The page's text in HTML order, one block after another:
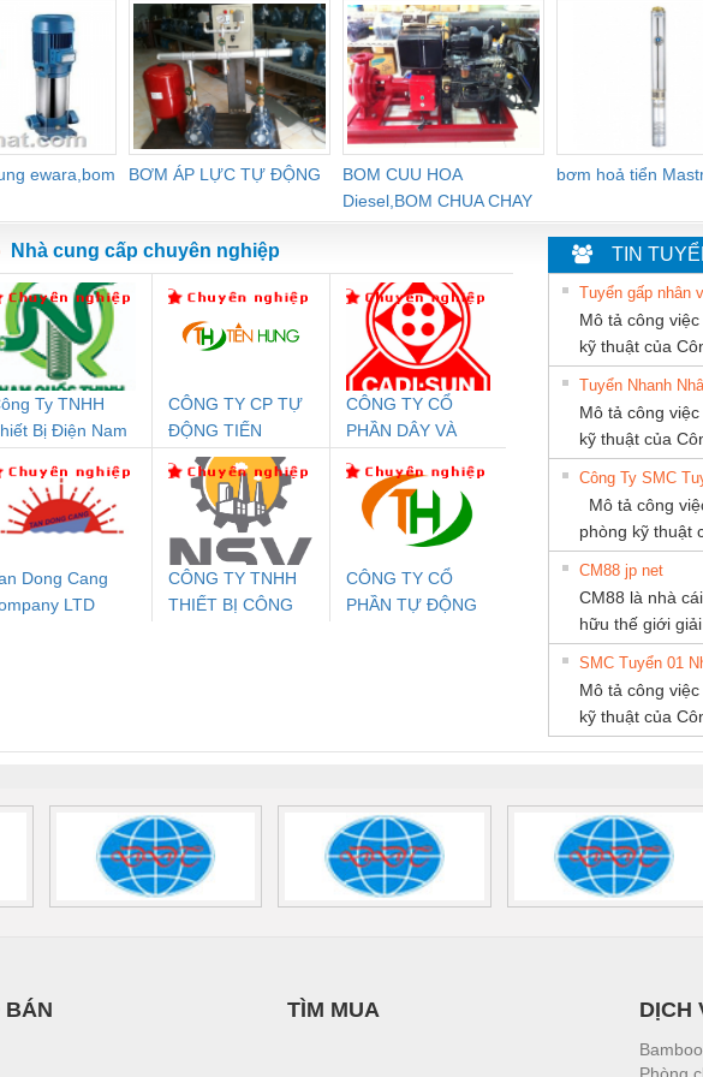
ewara,bom
BƠM ÁP LỰC TỰ ĐỘNG
BOM CUU HOA
Diesel,BOM CHUA CHAY
bơm hoả tiển
An Toàn
Contact
1NO-
24DC-SP -
Rơ Le An Toàn
Phoenix Contact
PSR-SCP-
24UC/ESL4/3X1/1X2/B
- 2981059
Điện AC
Mô-đun Ắc Quy UPS
Bộ Lặp Tín Hiệu
PROFIBUS Phoenix
Contact PSI-REP-
PROFIBUS/12MB -
2708863
Rơ Le An Toàn
Phoenix Contact
2986960 – PSR-
SCP-
24DC/FSP/2X1/1X2
Rơ Le An Toàn
Bộ giám sát chuỗi
tấm pin
TRANSCLINIC 16I+
1K5 H (2502520000)
Bộ
1K5
Bộ
Nhà cung cấp chuyên nghiệp
Ty TNHH
Bị Điện Nam
CÔNG TY CP TỰ
ĐỘNG TIẾN
HƯNG
CÔNG TY CỔ
PHẦN DÂY VÀ
THƯỢNG ĐÌNH
Dong Cang
LTD
CÔNG TY TNHH
THIẾT BỊ CÔNG
CÔNG TY CỔ
PHẦN TỰ ĐỘNG
CÔNG TY TNHH
THƯƠNG MẠI
THIÊN ÂN VIỆT
NAM
Công ty TNHH
Thương Mại SX Ba
TIN
Mô tả công
kỹ thuật của
Tuyển Nhanh
Mô tả công
kỹ thuật của
Mô tả công
phòng kỹ thuật
CM88 jp net
CM88 là nhà
hữu thế giới giải
SMC Tuyển 01
Mô tả công
kỹ thuật của
BÁN TÌM MUA DỊCH
Phòng